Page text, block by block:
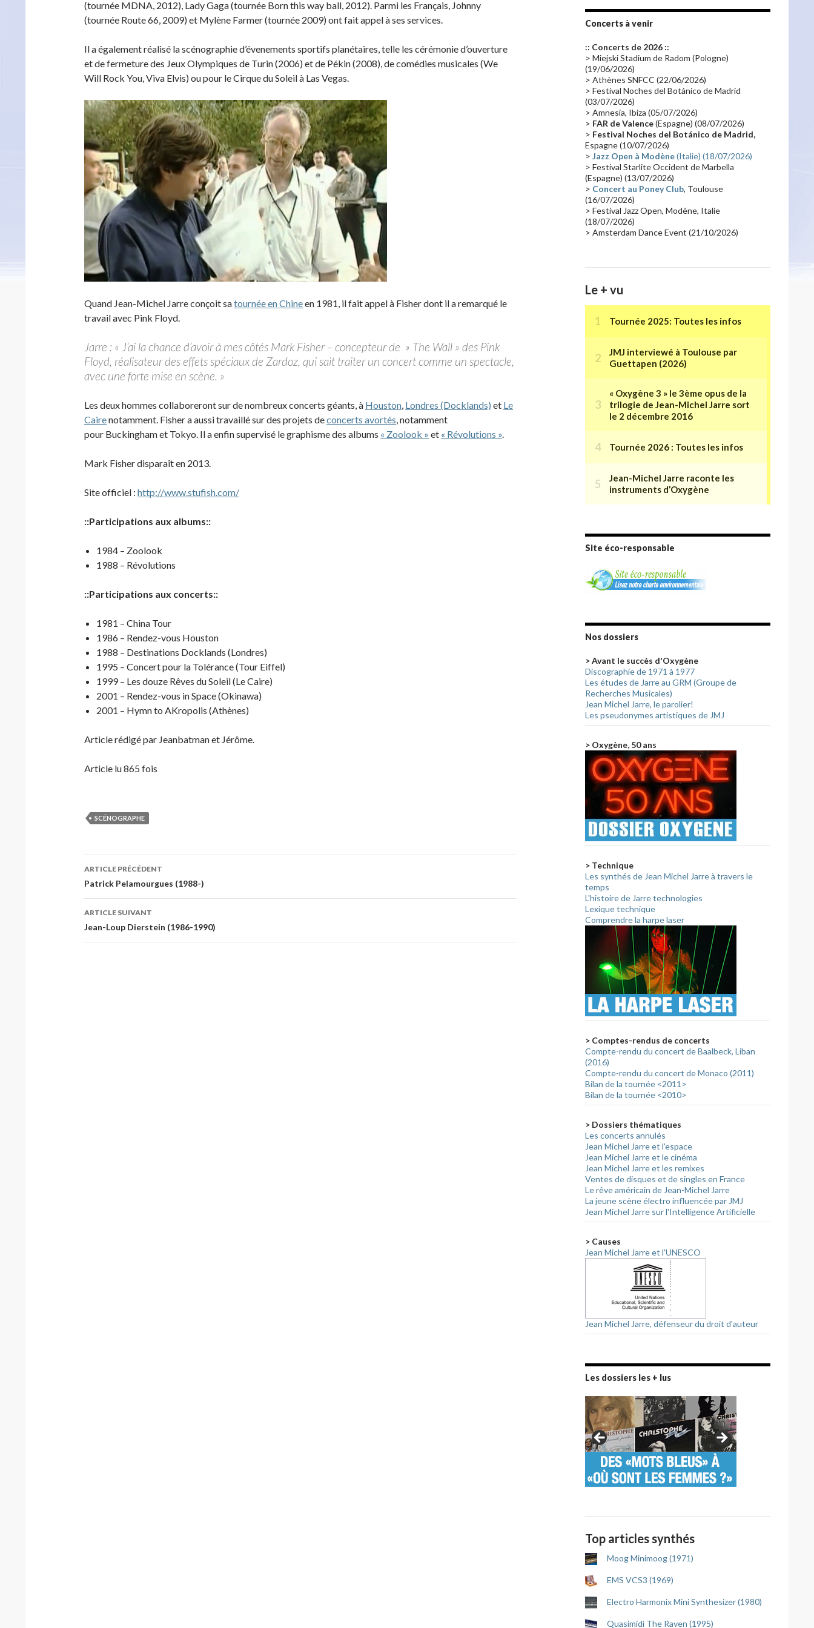
(tournée MDNA, 2012), Lady Gaga (tournée Born this way ball, 2012). Parmi les Français, Johnny
(tournée Route 66, 2009) et Mylène Farmer (tournée 2009) ont fait appel à ses services.
Il a également réalisé la scénographie d’évenements sportifs planétaires, telle les cérémonie d’ouverture
et de fermeture des Jeux Olympiques de Turin (2006) et de Pékin (2008), de comédies musicales (We
Will Rock You, Viva Elvis) ou pour le Cirque du Soleil à Las Vegas.
Quand Jean-Michel Jarre conçoit satournée en Chineen 1981, il fait appel à Fisher dont il a remarqué le
travail avec Pink Floyd.
Jarre : « J’ai la chance d’avoir à mes côtés Mark Fisher – concepteur de » The Wall » des Pink
Floyd, réalisateur des effets spéciaux de Zardoz, qui sait traiter un concert comme un spectacle,
avec une forte mise en scène. »
Les deux hommes collaboreront sur de nombreux concerts géants, à Houston, Londres (Docklands) et Le
Cairenotamment. Fisher a aussi travaillé sur des projets deconcerts avortés, notamment
pour Buckingham et Tokyo. Il a enfin supervisé le graphisme des albums « Zoolook » et « Révolutions ».
Mark Fisher disparaît en 2013.
Site officiel : http://www.stufish.com/
::Participations aux albums::
1984 – Zoolook
1988 – Révolutions
::Participations aux concerts::
1981 – China Tour
1986 – Rendez-vous Houston
1988 – Destinations Docklands (Londres)
1995 – Concert pour la Tolérance (Tour Eiffel)
1999 – Les douze Rêves du Soleil (Le Caire)
2001 – Rendez-vous in Space (Okinawa)
2001 – Hymn to AKropolis (Athènes)
Article rédigé par Jeanbatman et Jérôme.
Article lu 865 fois
SCÉNOGRAPHE
Navigation
des
articles
ARTICLE PRÉCÉDENT
Patrick Pelamourgues (1988-)
ARTICLE SUIVANT
Jean-Loup Dierstein (1986-1990)
Promo 2019
Emissions 2010 Disques rares
Synthé 70's(20)
Claviériste(19) Groupe de Recherche Musicale
France 2 (18)
Critique(17) Coffret(17) Chronologie(16)
Passages radio(16)
Synthé 80's(16) Les concerts en Chine (16)
Cinéma(16) Houston
Synthé Roland Belgique
Récompense(14) Collaborations 70's(14)
Astronomie(14) France Inter(14)
Concerts à venir
:: Concerts de 2026 ::
> Miejski Stadium de Radom (Pologne)
(19/06/2026)
> Athènes SNFCC (22/06/2026)
> Festival Noches del Botánico de Madrid
(03/07/2026)
> Amnesia, Ibiza (05/07/2026)
> FAR de Valence(Espagne) (08/07/2026)
> Festival Noches del Botánico de Madrid,
Espagne (10/07/2026)
> Jazz Open à Modène(Italie) (18/07/2026)
> Festival Starlite Occident de Marbella
(Espagne) (13/07/2026)
> Concert au Poney Club, Toulouse
(16/07/2026)
> Festival Jazz Open, Modène, Italie
(18/07/2026)
> Amsterdam Dance Event (21/10/2026)
Le + vu
Site éco-responsable
Nos dossiers
> Avant le succès d'Oxygène
Discographie de 1971 à 1977
Les études de Jarre au GRM (Groupe de
Recherches Musicales)
Jean Michel Jarre, le parolier!
Les pseudonymes artistiques de JMJ
> Oxygène, 50 ans
> Technique
Les synthés de Jean Michel Jarre à travers le
temps
L'histoire de Jarre technologies
Lexique technique
Comprendre la harpe laser
> Comptes-rendus de concerts
Compte-rendu du concert de Baalbeck, Liban
(2016)
Compte-rendu du concert de Monaco (2011)
Bilan de la tournée <2011>
Bilan de la tournée <2010>
> Dossiers thématiques
Les concerts annulés
Jean Michel Jarre et l'espace
Jean Michel Jarre et le cinéma
Jean Michel Jarre et les remixes
Ventes de disques et de singles en France
Le rêve américain de Jean-Michel Jarre
La jeune scène électro influencée par JMJ
Jean Michel Jarre sur l'Intelligence Artificielle
> Causes
Jean Michel Jarre et l'UNESCO
Jean Michel Jarre, défenseur du droit d'auteur
Les dossiers les + lus
Top articles synthés
Moog Minimoog (1971)
EMS VCS3 (1969)
Electro Harmonix Mini Synthesizer (1980)
Quasimidi The Raven (1995)